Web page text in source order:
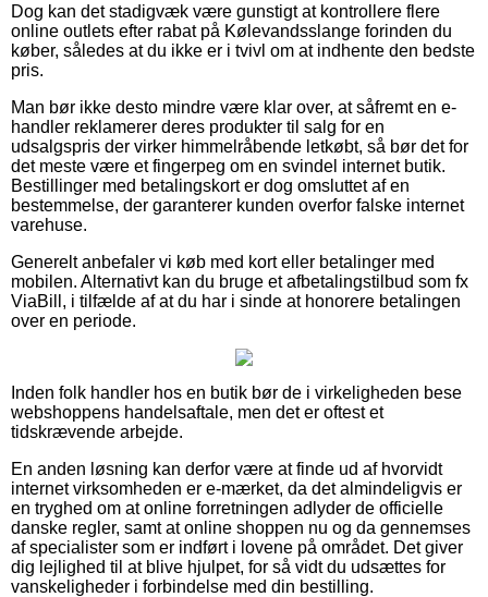
Dog kan det stadigvæk være gunstigt at kontrollere flere
online outlets efter rabat på Kølevandsslange forinden du
køber, således at du ikke er i tvivl om at indhente den bedste
pris.
Man bør ikke desto mindre være klar over, at såfremt en e-
handler reklamerer deres produkter til salg for en
udsalgspris der virker himmelråbende letkøbt, så bør det for
det meste være et fingerpeg om en svindel internet butik.
Bestillinger med betalingskort er dog omsluttet af en
bestemmelse, der garanterer kunden overfor falske internet
varehuse.
Generelt anbefaler vi køb med kort eller betalinger med
mobilen. Alternativt kan du bruge et afbetalingstilbud som fx
ViaBill, i tilfælde af at du har i sinde at honorere betalingen
over en periode.
Inden folk handler hos en butik bør de i virkeligheden bese
webshoppens handelsaftale, men det er oftest et
tidskrævende arbejde.
En anden løsning kan derfor være at finde ud af hvorvidt
internet virksomheden er e-mærket, da det almindeligvis er
en tryghed om at online forretningen adlyder de officielle
danske regler, samt at online shoppen nu og da gennemses
af specialister som er indført i lovene på området. Det giver
dig lejlighed til at blive hjulpet, for så vidt du udsættes for
vanskeligheder i forbindelse med din bestilling.